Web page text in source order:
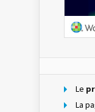
Le
La